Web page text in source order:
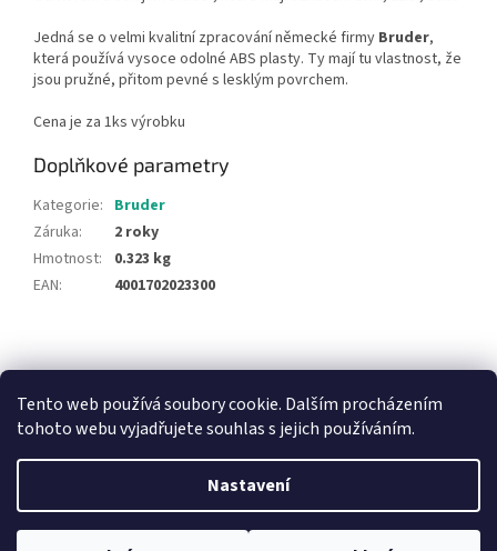
Tento web používá soubory cookie. Dalším procházením
tohoto webu vyjadřujete souhlas s jejich používáním.
Nastavení
Jedná se o velmi kvalitní zpracování německé firmy Bruder,
která používá vysoce odolné ABS plasty. Ty mají tu vlastnost, že
jsou pružné, přitom pevné s lesklým povrchem.
Cena je za 1ks výrobku
Doplňkové parametry
Kategorie: Bruder
Záruka:
2 roky
Hmotnost:
0.323 kg
EAN: 4001702023300
á
Vytvořil Shoptet